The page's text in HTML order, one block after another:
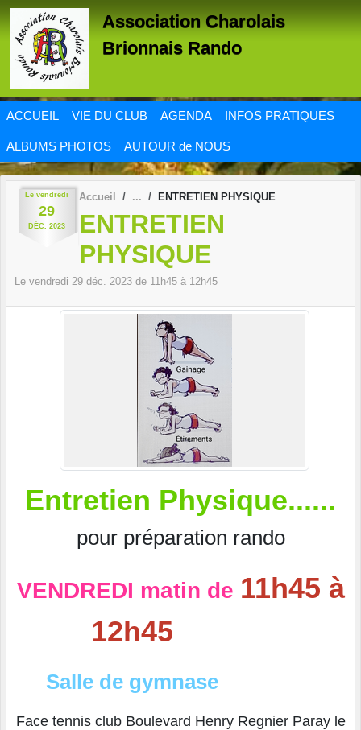
Association Charolais
Brionnais Rando
ACCUEIL VIE DU CLUB AGENDA INFOS PRATIQUES
ALBUMS PHOTOS AUTOUR de NOUS
Le vendredi
29
DÉC. 2023
Accueil ENTRETIEN PHYSIQUE
ENTRETIEN
PHYSIQUE
Le vendredi 29 déc. 2023 de 11h45 à 12h45
Entretien Physique......
pour préparation rando
VENDREDI matin de 11h45 à
12h45
Salle de gymnase
Face tennis club Boulevard Henry Regnier Paray le
Panneau de gestion des cookies